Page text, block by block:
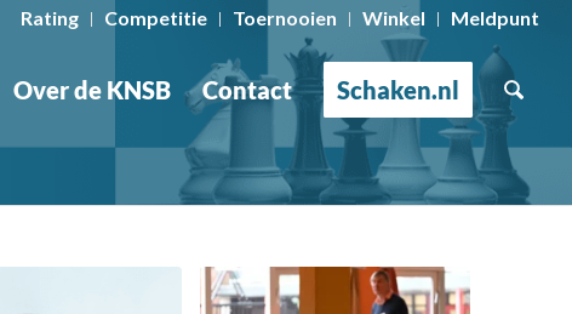
Rating Competitie Toernooien Winkel Meldpunt
Over de KNSB Contact Schaken.nl